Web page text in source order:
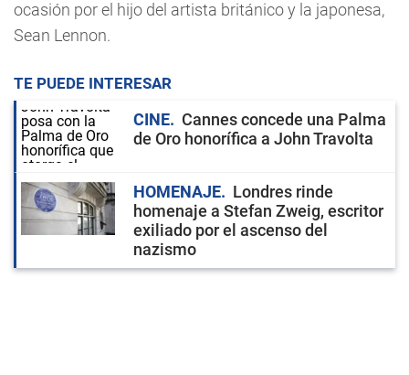
ocasión por el hijo del artista británico y la japonesa,
Sean Lennon.
TE PUEDE INTERESAR
CINE
Cannes concede una Palma
de Oro honorífica a John Travolta
HOMENAJE
Londres rinde
homenaje a Stefan Zweig, escritor
exiliado por el ascenso del
nazismo